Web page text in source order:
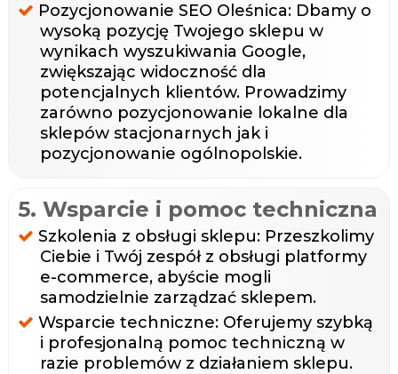
Pozycjonowanie SEO Oleśnica: Dbamy o
wysoką pozycję Twojego sklepu w
wynikach wyszukiwania Google,
zwiększając widoczność dla
potencjalnych klientów. Prowadzimy
zarówno pozycjonowanie lokalne dla
sklepów stacjonarnych jak i
pozycjonowanie ogólnopolskie.
5. Wsparcie i pomoc techniczna
Szkolenia z obsługi sklepu: Przeszkolimy
Ciebie i Twój zespół z obsługi platformy
e-commerce, abyście mogli
samodzielnie zarządzać sklepem.
Wsparcie techniczne: Oferujemy szybką
i profesjonalną pomoc techniczną w
razie problemów z działaniem sklepu.